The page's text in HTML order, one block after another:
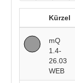
Kürzel
mQ
1.4-
26.03
WEB